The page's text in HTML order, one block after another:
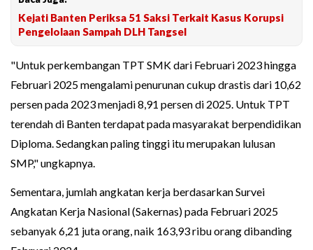
Kejati Banten Periksa 51 Saksi Terkait Kasus Korupsi
Pengelolaan Sampah DLH Tangsel
"Untuk perkembangan TPT SMK dari Februari 2023 hingga
Februari 2025 mengalami penurunan cukup drastis dari 10,62
persen pada 2023 menjadi 8,91 persen di 2025. Untuk TPT
terendah di Banten terdapat pada masyarakat berpendidikan
Diploma. Sedangkan paling tinggi itu merupakan lulusan
SMP," ungkapnya.
Sementara, jumlah angkatan kerja berdasarkan Survei
Angkatan Kerja Nasional (Sakernas) pada Februari 2025
sebanyak 6,21 juta orang, naik 163,93 ribu orang dibanding